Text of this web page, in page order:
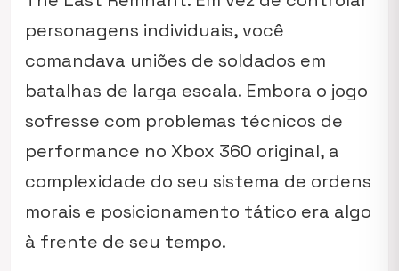
personagens individuais, você
comandava uniões de soldados em
batalhas de larga escala. Embora o jogo
sofresse com problemas técnicos de
performance no Xbox 360 original, a
complexidade do seu sistema de ordens
morais e posicionamento tático era algo
à frente de seu tempo.